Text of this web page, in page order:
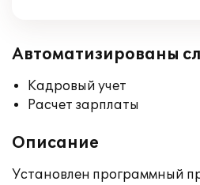
Автоматизированы
Кадровый учет
Расчет зарплаты
Описание
Установлен программный